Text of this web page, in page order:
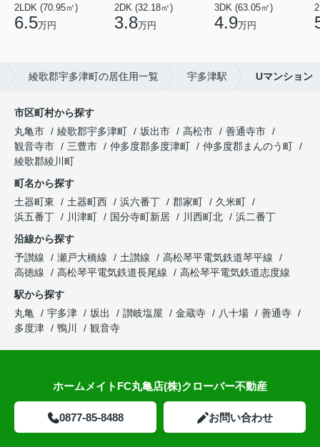
2LDK (70.95㎡)
6.5万円
2DK (32.18㎡)
3.8万円
3DK (63.05㎡)
4.9万円
綾歌郡宇多津町の居住用一覧 宇多津駅 Uマンション
市区町村から探す
丸亀市
綾歌郡宇多津町 坂出市 高松市
善通寺市
観音寺市
三豊市 仲多度郡多度津町
仲多度郡まんのう町
綾歌郡綾川町
町名から探す
土器町東
土器町西 浜六番丁 郡家町
久米町
浜五番丁
川津町 国分寺町新居 川西町北
浜二番丁
沿線から探す
予讃線
瀬戸大橋線 土讃線
高松琴平電気鉄道琴平線
高徳線
高松琴平電気鉄道長尾線
高松琴平電気鉄道志度線
駅から探す
丸亀
宇多津 坂出 讃岐塩屋 金蔵寺 八十場
善通寺
多度津
鴨川 観音寺
ホームメイトFC丸亀店(株)クローバー不動産
0877-85-8488 お問い合わせ